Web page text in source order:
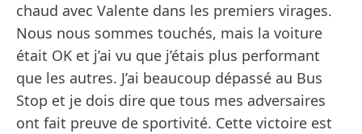
chaud avec Valente dans les premiers virages.
Nous nous sommes touchés, mais la voiture
était OK et j’ai vu que j’étais plus performant
que les autres. J’ai beaucoup dépassé au Bus
Stop et je dois dire que tous mes adversaires
ont fait preuve de sportivité. Cette victoire est